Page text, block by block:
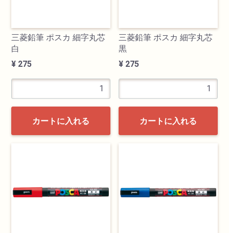
三菱鉛筆 ポスカ 細字丸芯
白
¥ 275
カートに入れる
三菱鉛筆 ポスカ 細字丸芯
黒
¥ 275
カートに入れる
カテゴリ
書道用品
画材
透明水彩絵具